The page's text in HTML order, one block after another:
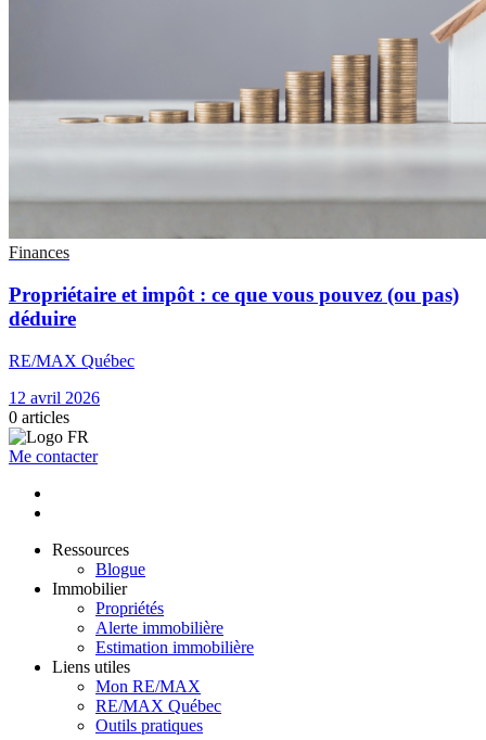
Finances
Propriétaire et impôt : ce que vous pouvez (ou pas)
déduire
RE/MAX Québec
12 avril 2026
0 articles
Me contacter
Ressources
Blogue
Immobilier
Propriétés
Alerte immobilière
Estimation immobilière
Liens utiles
Mon RE/MAX
RE/MAX Québec
Outils pratiques